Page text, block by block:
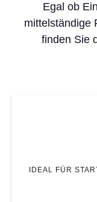
Egal ob
mittelständige
finden Sie
IDEAL FÜR